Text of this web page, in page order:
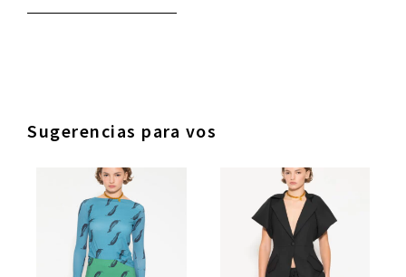
Sugerencias para vos